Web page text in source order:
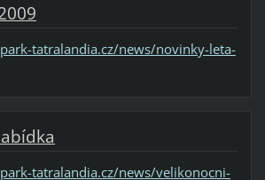
tatralandia.cz/news/novinky-leta-
tatralandia.cz/news/velikonocni-